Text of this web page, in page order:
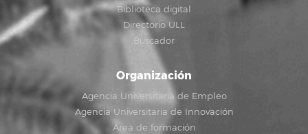
Biblioteca digital
Directorio ULL
Buscador
Organización
Agencia Universitaria de Empleo
Agencia Universitaria de Innovación
Área de formación